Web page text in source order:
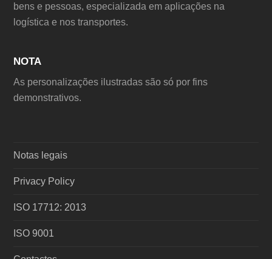
bens e pessoas, especializada em aplicações na
logística e nos transportes.
NOTA
As personalizações ilustradas são só por fins
demonstrativos.
Notas legais
Privacy Policy
ISO 17712: 2013
ISO 9001